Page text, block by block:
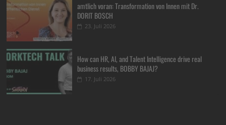
amtlich voran: Transformation von Innen mit Dr.
DORIT BOSCH
23. Juli 2026
How can HR, AI, and Talent Intelligence drive real
business results, BOBBY BAJAJ?
17. Juli 2026